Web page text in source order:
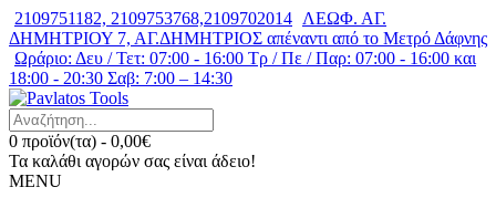
2109751182, 2109753768,2109702014 ΛΕΩΦ. ΑΓ.
ΔΗΜΗΤΡΙΟΥ 7, ΑΓ.ΔΗΜΗΤΡΙΟΣ απέναντι από το Μετρό Δάφνης
Ωράριο: Δευ / Τετ: 07:00 - 16:00 Τρ / Πε / Παρ: 07:00 - 16:00 και
18:00 - 20:30 Σαβ: 7:00 – 14:30
0 προϊόν(τα) - 0,00€
Τα καλάθι αγορών σας είναι άδειο!
MENU